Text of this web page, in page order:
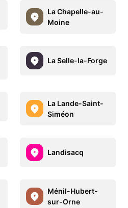
La Chapelle-au-
Moine
La Selle-la-Forge
La Lande-Saint-
Siméon
Landisacq
Ménil-Hubert-
sur-Orne